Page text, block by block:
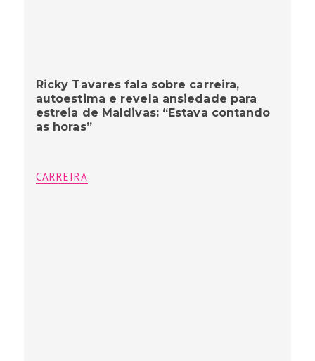
Ricky Tavares fala sobre carreira,
autoestima e revela ansiedade para
estreia de Maldivas: “Estava contando
as horas”
CARREIRA